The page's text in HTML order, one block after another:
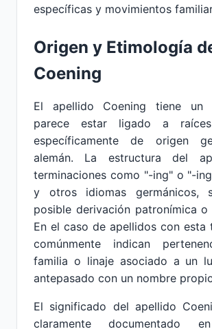
específicas y movimientos
Origen y Etimología
Coening
El apellido Coening tiene un
parece estar ligado a raíces
específicamente de origen
alemán. La estructura del
terminaciones como "-ing" o "-
y otros idiomas germánicos,
posible derivación patronímica o
En el caso de apellidos con esta
comúnmente indican
familia o linaje asociado a un
antepasado con un nombre
El significado del apellido
claramente documentado